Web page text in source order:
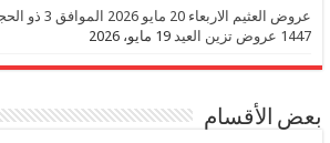
عروض العثيم الاربعاء 20 مايو 2026
1447 عروض تزين العيد
19 مايو، 2026
بعض الأقسام